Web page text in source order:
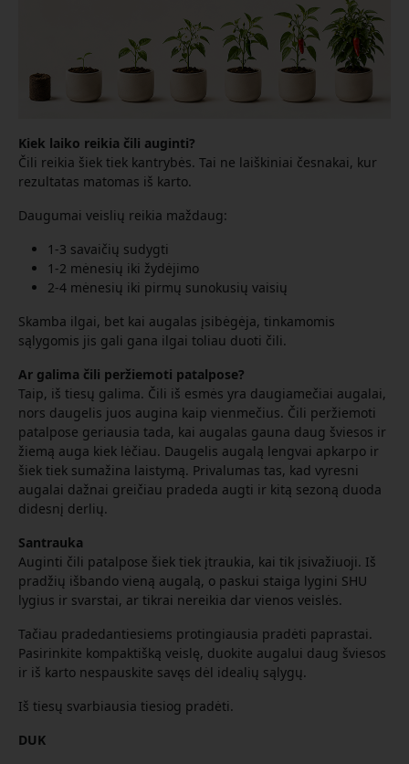
Kiek laiko reikia čili auginti?
Čili reikia šiek tiek kantrybės. Tai ne laiškiniai česnakai, kur
rezultatas matomas iš karto.
Daugumai veislių reikia maždaug:
1-3 savaičių sudygti
1-2 mėnesių iki žydėjimo
2-4 mėnesių iki pirmų sunokusių vaisių
Skamba ilgai, bet kai augalas įsibėgėja, tinkamomis
sąlygomis jis gali gana ilgai toliau duoti čili.
Ar galima čili peržiemoti patalpose?
Taip, iš tiesų galima. Čili iš esmės yra daugiamečiai augalai,
nors daugelis juos augina kaip vienmečius. Čili peržiemoti
patalpose geriausia tada, kai augalas gauna daug šviesos ir
žiemą auga kiek lėčiau. Daugelis augalą lengvai apkarpo ir
šiek tiek sumažina laistymą. Privalumas tas, kad vyresni
augalai dažnai greičiau pradeda augti ir kitą sezoną duoda
didesnį derlių.
Santrauka
Auginti čili patalpose šiek tiek įtraukia, kai tik įsivažiuoji. Iš
pradžių išbando vieną augalą, o paskui staiga lygini SHU
lygius ir svarstai, ar tikrai nereikia dar vienos veislės.
Tačiau pradedantiesiems protingiausia pradėti paprastai.
Pasirinkite kompaktišką veislę, duokite augalui daug šviesos
ir iš karto nespauskite savęs dėl idealių sąlygų.
Iš tiesų svarbiausia tiesiog pradėti.
DUK